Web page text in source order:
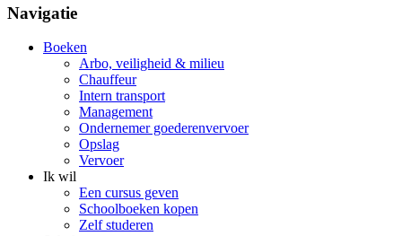
Navigatie
Boeken
Arbo, veiligheid & milieu
Chauffeur
Intern transport
Management
Ondernemer goederenvervoer
Opslag
Vervoer
Ik wil
Een cursus geven
Schoolboeken kopen
Zelf studeren